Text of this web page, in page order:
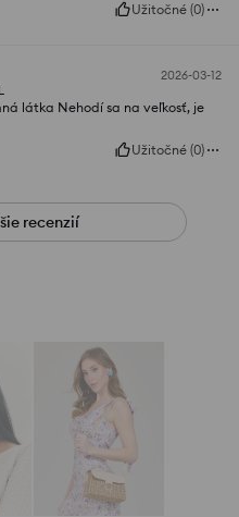
Užitočné (0)
2026-03-12
látka Nehodí sa na veľkosť, je
Užitočné (0)
recenzií